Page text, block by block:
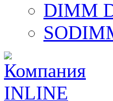
DIMM